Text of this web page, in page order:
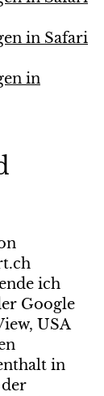
in Safari
in
ich
Google
USA
in